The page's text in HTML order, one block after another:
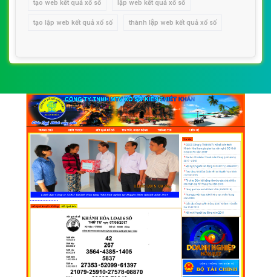
tạo web kết quả xổ số lập web kết quả xổ số
tạo lập web kết quả xổ số thành lập web kết quả xổ số